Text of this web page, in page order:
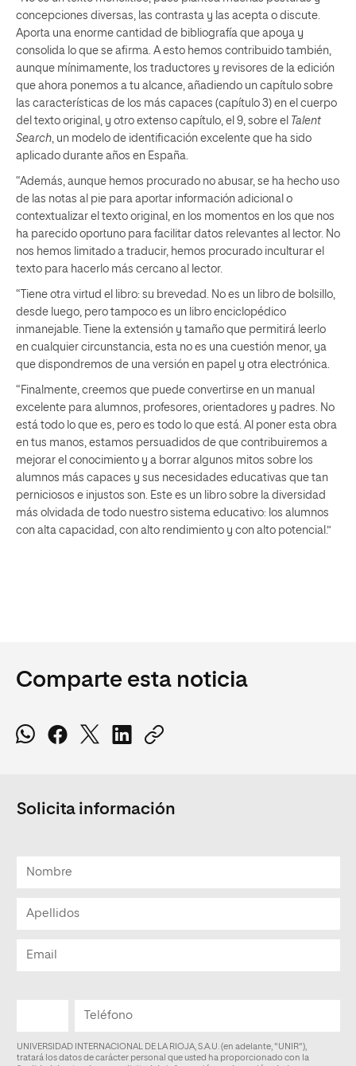
concepciones diversas, las contrasta y las acepta o discute.
Aporta una enorme cantidad de bibliografía que apoya y
consolida lo que se afirma. A esto hemos contribuido también,
aunque mínimamente, los traductores y revisores de la edición
que ahora ponemos a tu alcance, añadiendo un capítulo sobre
las características de los más capaces (capítulo 3) en el cuerpo
del texto original, y otro extenso capítulo, el 9, sobre el Talent
Search, un modelo de identificación excelente que ha sido
aplicado durante años en España.
“Además, aunque hemos procurado no abusar, se ha hecho uso
de las notas al pie para aportar información adicional o
contextualizar el texto original, en los momentos en los que nos
ha parecido oportuno para facilitar datos relevantes al lector. No
nos hemos limitado a traducir, hemos procurado inculturar el
texto para hacerlo más cercano al lector.
“Tiene otra virtud el libro: su brevedad. No es un libro de bolsillo,
desde luego, pero tampoco es un libro enciclopédico
inmanejable. Tiene la extensión y tamaño que permitirá leerlo
en cualquier circunstancia, esta no es una cuestión menor, ya
que dispondremos de una versión en papel y otra electrónica.
“Finalmente, creemos que puede convertirse en un manual
excelente para alumnos, profesores, orientadores y padres. No
está todo lo que es, pero es todo lo que está. Al poner esta obra
en tus manos, estamos persuadidos de que contribuiremos a
mejorar el conocimiento y a borrar algunos mitos sobre los
alumnos más capaces y sus necesidades educativas que tan
perniciosos e injustos son. Este es un libro sobre la diversidad
más olvidada de todo nuestro sistema educativo: los alumnos
con alta capacidad, con alto rendimiento y con alto potencial.”
Comparte esta noticia
Solicita información